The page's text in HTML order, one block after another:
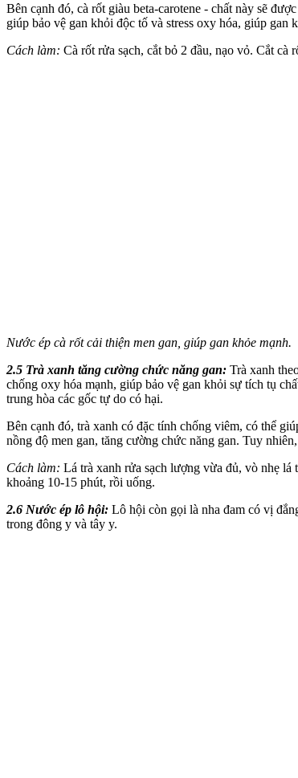
Bên cạnh đó, cà rốt giàu beta-carotene - chất này sẽ
giúp bảo vệ gan khỏi độc tố và stress oxy hóa, giúp
Cách làm: Cà rốt rửa sạch, cắt bỏ 2 đầu, nạo vỏ. Cắt cà
Nước ép cà rốt cải thiện men gan, giúp gan khỏe mạnh.
2.5 Trà xanh tăng cường chức năng gan: Trà xanh
chống oxy hóa mạnh, giúp bảo vệ gan khỏi sự tích tụ
trung hòa các gốc tự do có hại.
Bên cạnh đó, trà xanh có đặc tính chống viêm, có thể
nồng độ men gan, tăng cường chức năng gan. Tuy
Cách làm: Lá trà xanh rửa sạch lượng vừa đủ, vò nhẹ
khoảng 10-15 phút, rồi uống.
2.6 Nước ép lô hội: Lô hội còn gọi là nha đam có vị
trong đông y và tây y.